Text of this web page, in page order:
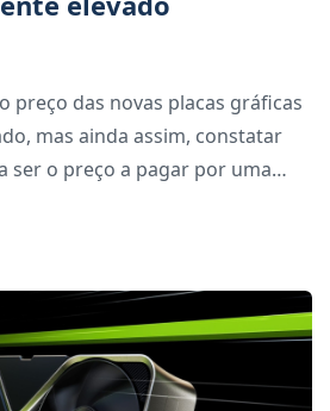
preço das novas placas gráficas
mas ainda assim, constatar
ser o preço a pagar por uma
jogar n